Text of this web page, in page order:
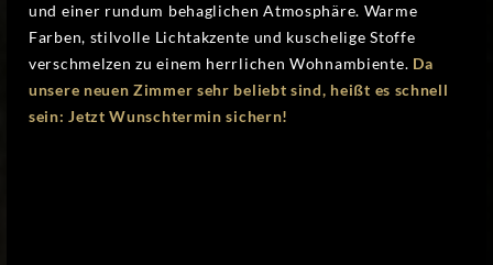
und einer rundum behaglichen Atmosphäre. Warme
Farben, stilvolle Lichtakzente und kuschelige Stoffe
verschmelzen zu einem herrlichen Wohnambiente. Da
unsere neuen Zimmer sehr beliebt sind, heißt es schnell
sein: Jetzt Wunschtermin sichern!